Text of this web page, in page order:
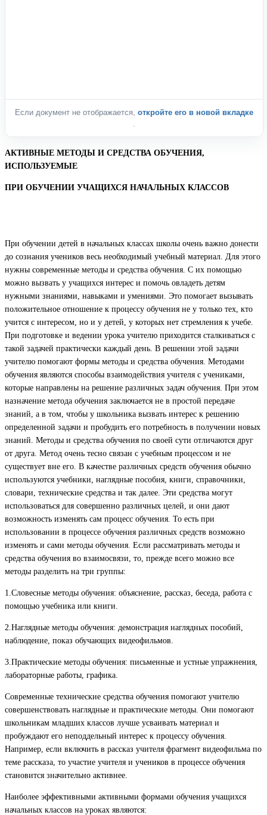
Если документ не отображается, откройте его в новой вкладке
АКТИВНЫЕ МЕТОДЫ И СРЕДСТВА ОБУЧЕНИЯ,
ИСПОЛЬЗУЕМЫЕ
ПРИ ОБУЧЕНИИ УЧАЩИХСЯ НАЧАЛЬНЫХ КЛАССОВ
При обучении детей в начальных классах школы очень важно донести
до сознания учеников весь необходимый учебный материал. Для этого
нужны современные методы и средства обучения. С их помощью
можно вызвать у учащихся интерес и помочь овладеть детям
нужными знаниями, навыками и умениями. Это помогает вызывать
положительное отношение к процессу обучения не у только тех, кто
учится с интересом, но и у детей, у которых нет стремления к учебе.
При подготовке и ведении урока учителю приходится сталкиваться с
такой задачей практически каждый день. В решении этой задачи
учителю помогают формы методы и средства обучения. Методами
обучения являются способы взаимодействия учителя с учениками,
которые направлены на решение различных задач обучения. При этом
назначение метода обучения заключается не в простой передаче
знаний, а в том, чтобы у школьника вызвать интерес к решению
определенной задачи и пробудить его потребность в получении новых
знаний. Методы и средства обучения по своей сути отличаются друг
от друга. Метод очень тесно связан с учебным процессом и не
существует вне его. В качестве различных средств обучения обычно
используются учебники, наглядные пособия, книги, справочники,
словари, технические средства и так далее. Эти средства могут
использоваться для совершенно различных целей, и они дают
возможность изменять сам процесс обучения. То есть при
использовании в процессе обучения различных средств возможно
изменять и сами методы обучения. Если рассматривать методы и
средства обучения во взаимосвязи, то, прежде всего можно все
методы разделить на три группы:
1.Словесные методы обучения: объяснение, рассказ, беседа, работа с
помощью учебника или книги.
2.Наглядные методы обучения: демонстрация наглядных пособий,
наблюдение, показ обучающих видеофильмов.
3.Практические методы обучения: письменные и устные упражнения,
лабораторные работы, графика.
Современные технические средства обучения помогают учителю
совершенствовать наглядные и практические методы. Они помогают
школьникам младших классов лучше усваивать материал и
пробуждают его неподдельный интерес к процессу обучения.
Например, если включить в рассказ учителя фрагмент видеофильма по
теме рассказа, то участие учителя и учеников в процессе обучения
становится значительно активнее.
Наиболее эффективными активными формами обучения учащихся
начальных классов на уроках являются: